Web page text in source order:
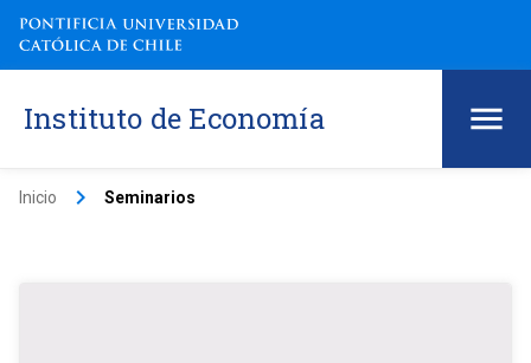
Instituto de Economía
Inicio keyboard_arrow_right Seminarios